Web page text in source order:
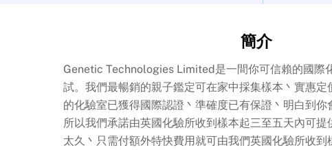
簡介
Genetic Technologies Limited是一間你可信賴的國際
試。我們最暢銷的親子鑑定可在家中採集樣本丶實惠
的化驗室已獲得國際認證丶準確度已有保證丶明白到你
所以我們承諾由英國化驗所收到樣本起三至五天內可提
太久丶只需付額外特快費用就可由我們英國化驗所收到